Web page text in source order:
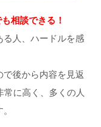
相談できる！
る人、ハードルを感
で後から内容を見返
常に高く、多くの人